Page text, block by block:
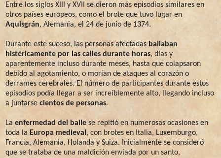
Entre los siglos XIII y XVII se dieron más episodios similares en
otros países europeos, como el brote que tuvo lugar en
Aquisgrán, Alemania, el 24 de junio de 1374.
Durante este suceso, las personas afectadas bailaban
histéricamente por las calles durante horas, días y
aparentemente incluso durante meses, hasta que colapsaron
debido al agotamiento, o morían de ataques al corazón o
derrames cerebrales. El número de participantes durante estos
episodios podía llegar a ser increíblemente alto, llegando incluso
a juntarse cientos de personas.
La enfermedad del baile se repitió en numerosas ocasiones en
toda la Europa medieval , con brotes en Italia, Luxemburgo,
Francia, Alemania, Holanda y Suiza. Inicialmente se consideró
que se trataba de una maldición enviada por un santo,